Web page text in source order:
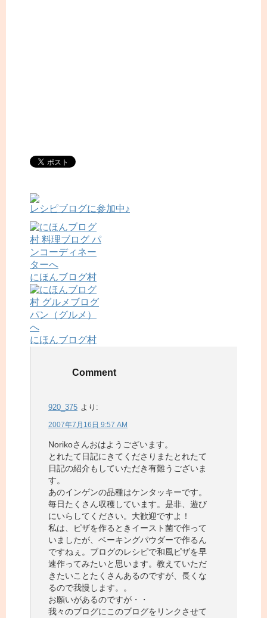
レシピブログに参加中♪
にほんブログ村
にほんブログ村
Comment
920_375 より:
2007年7月16日 9:57 AM
Norikoさんおはようございます。
とれたて日記にきてくださりまたとれたて
日記の紹介もしていただき有難うございま
す。
あのインゲンの品種はケンタッキーです。
毎日たくさん収穫しています。是非、遊び
にいらしてください。大歓迎ですよ！
私は、ピザを作るときイースト菌で作って
いましたが、ベーキングパウダーで作るん
ですねぇ。ブログのレシピで和風ピザを早
速作ってみたいと思います。教えていただ
きたいことたくさんあるのですが、長くな
るので我慢します。。
お願いがあるのですが・・
我々のブログにこのブログをリンクさせて